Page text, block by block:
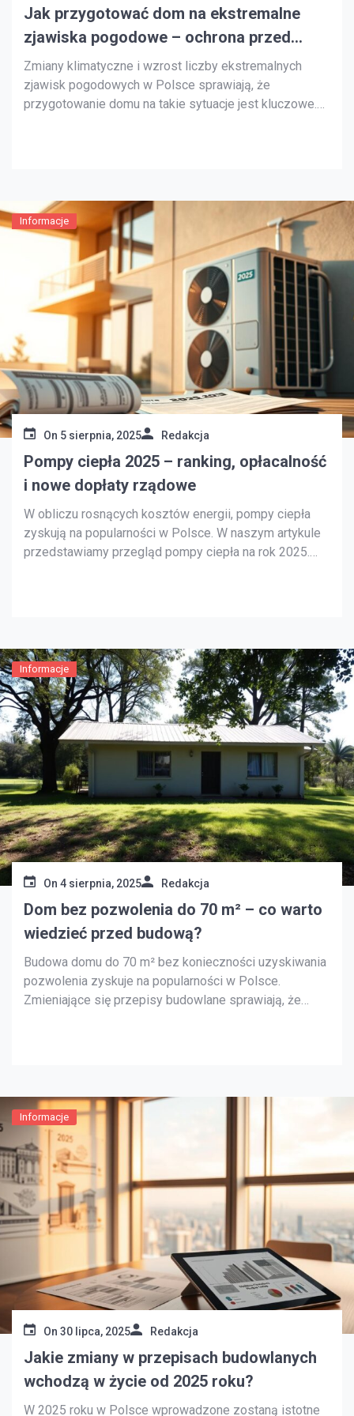
Jak przygotować dom na ekstremalne
zjawiska pogodowe – ochrona przed
upałami i nawałnicami
Zmiany klimatyczne i wzrost liczby ekstremalnych
zjawisk pogodowych w Polsce sprawiają, że
przygotowanie domu na takie sytuacje jest kluczowe.
odpowiednie metody ochrony. W tym artykule […]
Informacje
On 5 sierpnia, 2025 Redakcja
Pompy ciepła 2025 – ranking, opłacalność
i nowe dopłaty rządowe
W obliczu rosnących kosztów energii, pompy ciepła
zyskują na popularności w Polsce. W naszym artykule
przedstawiamy przegląd pompy ciepła na rok 2025.
nowoczesna technologia grzewcza. […]
Informacje
On 4 sierpnia, 2025 Redakcja
Dom bez pozwolenia do 70 m² – co warto
wiedzieć przed budową?
Budowa domu do 70 m² bez konieczności uzyskiwania
pozwolenia zyskuje na popularności w Polsce.
Zmieniające się przepisy budowlane sprawiają, że
pozwolenia. Dowiesz się, jakie […]
Informacje
On 30 lipca, 2025 Redakcja
Jakie zmiany w przepisach budowlanych
wchodzą w życie od 2025 roku?
W 2025 roku w Polsce wprowadzone zostaną istotne